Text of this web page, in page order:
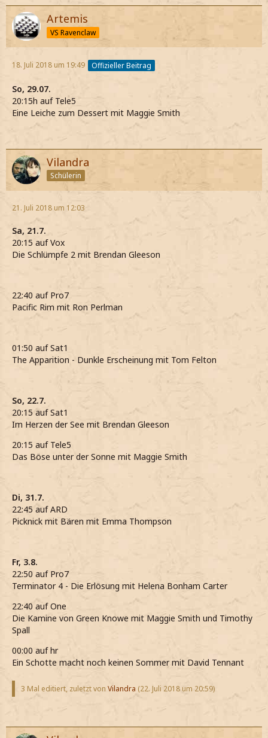
Artemis
VS Ravenclaw
18. Juli 2018 um 19:49 Offizieller Beitrag
So, 29.07.
20:15h auf Tele5
Eine Leiche zum Dessert mit Maggie Smith
Vilandra
Schülerin
21. Juli 2018 um 12:03
Sa, 21.7.
20:15 auf Vox
Die Schlümpfe 2 mit Brendan Gleeson
22:40 auf Pro7
Pacific Rim mit Ron Perlman
01:50 auf Sat1
The Apparition - Dunkle Erscheinung mit Tom Felton
So, 22.7.
20:15 auf Sat1
Im Herzen der See mit Brendan Gleeson
20:15 auf Tele5
Das Böse unter der Sonne mit Maggie Smith
Di, 31.7.
22:45 auf ARD
Picknick mit Bären mit Emma Thompson
Fr, 3.8.
22:50 auf Pro7
Terminator 4 - Die Erlösung mit Helena Bonham Carter
22:40 auf One
Die Kamine von Green Knowe mit Maggie Smith und Timothy
Spall
00:00 auf hr
Ein Schotte macht noch keinen Sommer mit David Tennant
3 Mal editiert, zuletzt von Vilandra (22. Juli 2018 um 20:59)